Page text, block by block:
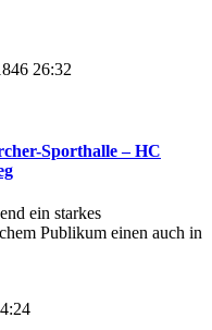
26:32
Sporthalle – HC
ein starkes
Publikum einen auch in